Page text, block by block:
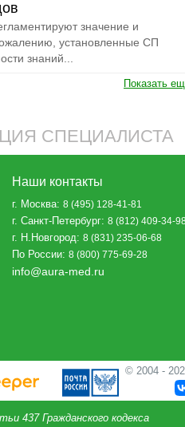
значение и
установленные СП
знаний...
Показать
СПЕЦИАЛИСТА
Наши контакты
г. Москва:8 (495) 128-41-81
г. Санкт-Петербург:8 (812) 409-34-
г. Н.Новгород:8 (831) 235-06-68
По России:8 (800) 775-69-28
info@aura-med.ru
© 2004 -
437 Гражданского кодекса